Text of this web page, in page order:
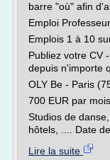
barre "où" afin
Emploi
Emplois 1 à 10
Publiez votre CV
depuis n'importe
OLY Be - Paris
700 EUR par mois
Studios de
hôtels, .... Date
Lire la suite